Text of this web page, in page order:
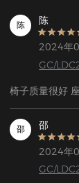
陈 陈
2024年
GC/
椅子质量很好
邵 邵
2024年
GC/